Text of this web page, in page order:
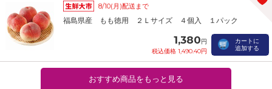
8/10(月)配送まで
福島県産 もも徳用 ２Ｌサイズ ４個入 １パック
1,380円
税込価格 1,490.40円
カートに
追加する
おすすめ商品をもっと見る